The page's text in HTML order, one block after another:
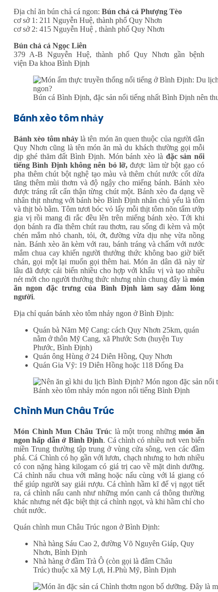
Địa chỉ ăn bún chả cá ngon: Bún chả cá Phượng Tèo
cơ sở 1: 211 Nguyễn Huệ, thành phố Quy Nhơn
cơ sở 2: 415 Nguyễn Huệ , thành phố Quy Nhơn
Bún chả cá Ngọc Liên
379 A-B Nguyễn Huệ, thành phố Quy Nhơn gần bệnh
viện Đa khoa Bình Định
Bún cá Bình Định, đặc sản nổi tiếng nhất Bình Định nên
Bánh xèo tôm nhảy
Bánh xèo tôm nhảylà tên món ăn quen thuộc của người dân
Quy Nhơn cũng là tên món ăn mà du khách thường gọi mỗi
dịp ghé thăm đất Bình Định. Món bánh xèo là đặc sản nổi
tiếng Bình Định không nên bỏ lỡ,được làm từ bột gạo có
pha thêm chút bột nghệ tạo màu và thêm chút nước cốt dừa
tăng thêm mùi thơm và độ ngậy cho miếng bánh. Bánh xèo
được tráng rất cẩn thận từng chút một. Bánh xèo đa dạng về
nhân thịt nhưng với bánh bèo Bình Định nhân chủ yếu là tôm
và thịt bò bằm. Tôm tươi bóc vỏ lấy mỗi thịt tôm nõn tẩm ướp
gia vị rồi mang đi rắc đều lên trên miếng bánh xèo. Tới khi
dọn bánh ra đĩa thêm chút rau thơm, rau sống đi kèm và một
chén mắm nhỏ chanh, tỏi, ớt, đường vừa dịu nhẹ vừa nồng
nàn. Bánh xèo ăn kèm với rau, bánh tráng và chấm với nước
mắm chua cay khiến người thưởng thức không bao giờ biết
chán, gọi một lại muốn gọi thêm hai. Món ăn dân dã này từ
lâu đã được cải biến nhiều cho hợp với khẩu vị và tạo nhiều
nét mới cho người thưởng thức nhưng nhìn chung đây là món
ăn ngon đặc trưng của Bình Định làm say đắm lòng
người.
Địa chỉ quán bánh xèo tôm nhảy ngon ở Bình Định:
Quán bà Năm Mỹ Cang: cách Quy Nhơn 25km, quán
nằm ở thôn Mỹ Cang, xã Phước Sơn (huyện Tuy
Phước, Bình Định)
Quán ông Hùng ở 24 Diên Hồng, Quy Nhơn
Quán Gia Vỹ: 19 Diên Hồng hoặc 118 Đống Đa
Bánh xèo tôm nhảy món ngon nổi tiếng Bình Định
Chình Mun Châu Trúc
Món Chình Mun Châu Trúc là một trong nhữngmón ăn
ngon hấp dẫn ở Bình Định. Cá chình có nhiều nơi ven biển
miền Trung thường tập trung ở vùng cửa sông, ven các đầm
phá. Cá Chình có họ gần với lươn, chạch nhưng to hơn nhiều
có con nặng hàng kilogam có giá trị cao về mặt dinh dưỡng.
Cá chình nấu chua với măng hoặc nấu cùng với lá giang có
thể giúp người say giải rượu. Cá chình hầm kĩ để vị ngọt tiết
ra, cá chình nấu canh như những món canh cá thông thường
khác nhưng nét đặc biệt thịt cá chình ngọt, và khi hầm chỉ cho
chút nước.
Quán chình mun Châu Trúc ngon ở Bình Định:
Nhà hàng Sáu Cao 2, đường Võ Nguyên Giáp, Quy
Nhơn, Bình Định
Nhà hàng ở đầm Trà Ô (còn gọi là đâm Châu
Trúc) thuộc xã Mỹ Lợi, H.Phù Mỹ, Bình Định